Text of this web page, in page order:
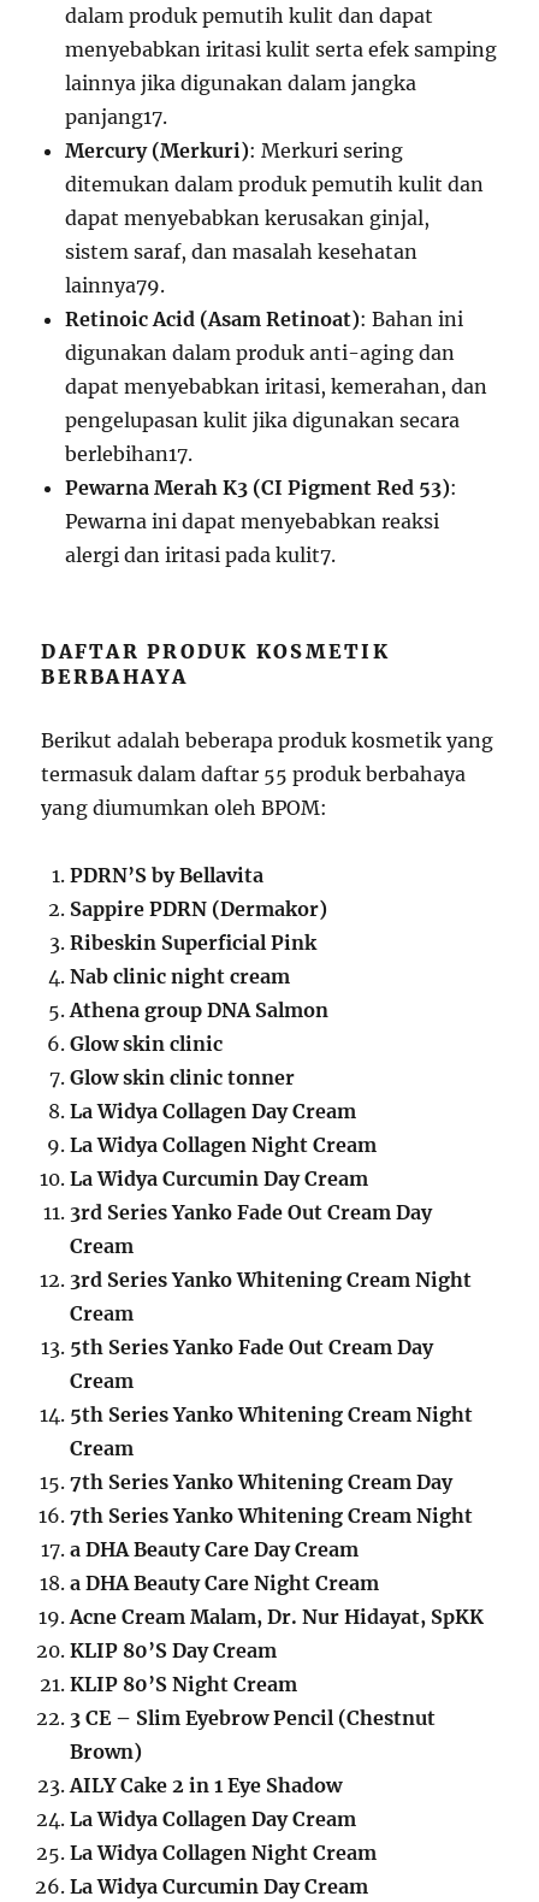
dalam produk pemutih kulit dan dapat
menyebabkan iritasi kulit serta efek samping
lainnya jika digunakan dalam jangka
panjang17.
Mercury (Merkuri): Merkuri sering
ditemukan dalam produk pemutih kulit dan
dapat menyebabkan kerusakan ginjal,
sistem saraf, dan masalah kesehatan
lainnya79.
Retinoic Acid (Asam Retinoat): Bahan ini
digunakan dalam produk anti-aging dan
dapat menyebabkan iritasi, kemerahan, dan
pengelupasan kulit jika digunakan secara
berlebihan17.
Pewarna Merah K3 (CI Pigment Red 53):
Pewarna ini dapat menyebabkan reaksi
alergi dan iritasi pada kulit7.
DAFTAR PRODUK KOSMETIK
BERBAHAYA
Berikut adalah beberapa produk kosmetik yang
termasuk dalam daftar 55 produk berbahaya
yang diumumkan oleh BPOM:
PDRN’S by Bellavita
Sappire PDRN (Dermakor)
Ribeskin Superficial Pink
Nab clinic night cream
Athena group DNA Salmon
Glow skin clinic
Glow skin clinic tonner
La Widya Collagen Day Cream
La Widya Collagen Night Cream
La Widya Curcumin Day Cream
3rd Series Yanko Fade Out Cream Day
Cream
3rd Series Yanko Whitening Cream Night
Cream
5th Series Yanko Fade Out Cream Day
Cream
5th Series Yanko Whitening Cream Night
Cream
7th Series Yanko Whitening Cream Day
7th Series Yanko Whitening Cream Night
a DHA Beauty Care Day Cream
a DHA Beauty Care Night Cream
Acne Cream Malam, Dr. Nur Hidayat, SpKK
KLIP 80’S Day Cream
KLIP 80’S Night Cream
3 CE – Slim Eyebrow Pencil (Chestnut
Brown)
AILY Cake 2 in 1 Eye Shadow
La Widya Collagen Day Cream
La Widya Collagen Night Cream
La Widya Curcumin Day Cream